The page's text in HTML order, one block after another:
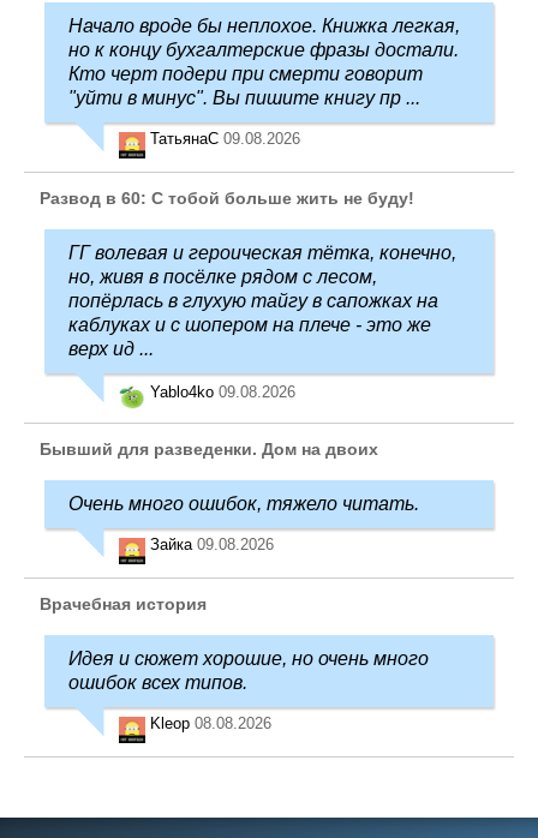
Начало вроде бы неплохое. Книжка легкая,
но к концу бухгалтерские фразы достали.
Кто черт подери при смерти говорит
"уйти в минус". Вы пишите книгу пр ...
ТатьянаC 09.08.2026
Развод в 60: С тобой больше жить не буду!
ГГ волевая и героическая тётка, конечно,
но, живя в посёлке рядом с лесом,
попёрлась в глухую тайгу в сапожках на
каблуках и с шопером на плече - это же
верх ид ...
Yablo4ko 09.08.2026
Бывший для разведенки. Дом на двоих
Очень много ошибок, тяжело читать.
Зайка 09.08.2026
Врачебная история
Идея и сюжет хорошие, но очень много
ошибок всех типов.
Kleop 08.08.2026